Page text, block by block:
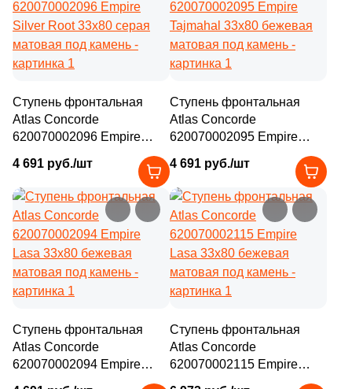
Ступень фронтальная
Atlas Concorde
620070002096 Empire
Silver Root 33x80 серая
матовая под камень
4 691 руб./шт
Ступень фронтальная
Atlas Concorde
620070002095 Empire
Tajmahal 33x80 бежевая
матовая под камень
4 691 руб./шт
Ступень фронтальная
Atlas Concorde
620070002094 Empire
Ступень фронтальная
Atlas Concorde
620070002115 Empire